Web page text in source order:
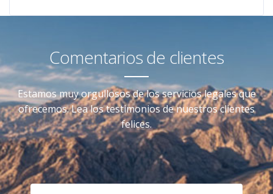
Comentarios de clientes
Estamos muy orgullosos de los servicios legales que
ofrecemos. Lea los testimonios de nuestros clientes
felices.